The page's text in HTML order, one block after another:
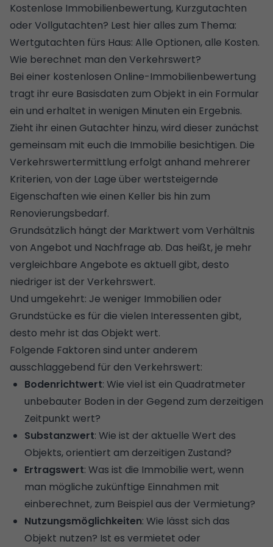
Kostenlose Immobilienbewertung, Kurzgutachten
oder Vollgutachten? Lest hier alles zum Thema:
Wertgutachten fürs Haus: Alle Optionen, alle Kosten.
Wie berechnet man den Verkehrswert?
Bei einer kostenlosen Online-Immobilienbewertung
tragt ihr eure Basisdaten zum Objekt in ein Formular
ein und erhaltet in wenigen Minuten ein Ergebnis.
Zieht ihr einen Gutachter hinzu, wird dieser zunächst
gemeinsam mit euch die Immobilie besichtigen. Die
Verkehrswertermittlung erfolgt anhand mehrerer
Kriterien, von der Lage über wertsteigernde
Eigenschaften wie einen Keller bis hin zum
Renovierungsbedarf.
Grundsätzlich hängt der Marktwert vom Verhältnis
von Angebot und Nachfrage ab. Das heißt, je mehr
vergleichbare Angebote es aktuell gibt, desto
niedriger ist der Verkehrswert.
Und umgekehrt: Je weniger Immobilien oder
Grundstücke es für die vielen Interessenten gibt,
desto mehr ist das Objekt wert.
Folgende Faktoren sind unter anderem
ausschlaggebend für den Verkehrswert:
Bodenrichtwert: Wie viel ist ein Quadratmeter
unbebauter Boden in der Gegend zum derzeitigen
Zeitpunkt wert?
Substanzwert: Wie ist der aktuelle Wert des
Objekts, orientiert am derzeitigen Zustand?
Ertragswert: Was ist die Immobilie wert, wenn
man mögliche zukünftige Einnahmen mit
einberechnet, zum Beispiel aus der Vermietung?
Nutzungsmöglichkeiten: Wie lässt sich das
Objekt nutzen? Ist es vermietet oder